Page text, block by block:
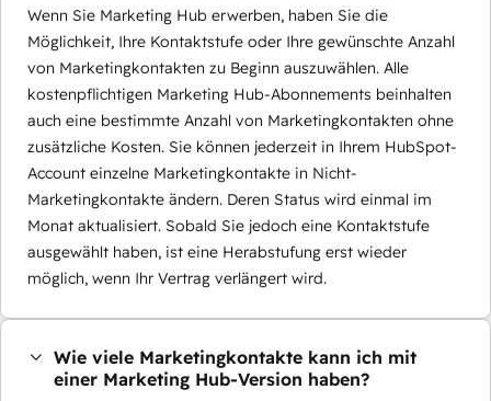
Wenn Sie Marketing Hub erwerben, haben Sie die
Möglichkeit, Ihre Kontaktstufe oder Ihre gewünschte Anzahl
von Marketingkontakten zu Beginn auszuwählen. Alle
kostenpflichtigen Marketing Hub-Abonnements beinhalten
auch eine bestimmte Anzahl von Marketingkontakten ohne
zusätzliche Kosten. Sie können jederzeit in Ihrem HubSpot-
Account einzelne Marketingkontakte in Nicht-
Marketingkontakte ändern. Deren Status wird einmal im
Monat aktualisiert. Sobald Sie jedoch eine Kontaktstufe
ausgewählt haben, ist eine Herabstufung erst wieder
möglich, wenn Ihr Vertrag verlängert wird.
Wie viele Marketingkontakte kann ich mit
einer Marketing Hub-Version haben?